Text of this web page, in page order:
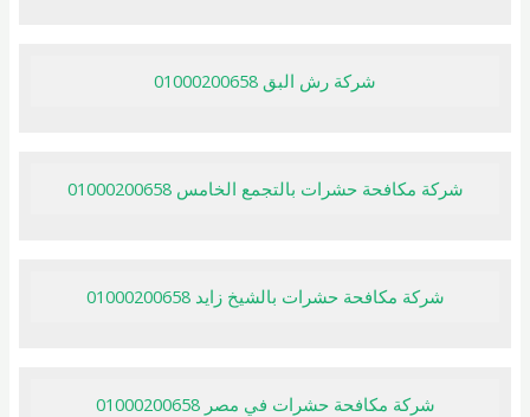
شركة رش البق 01000200658
شركة مكافحة حشرات بالتجمع الخامس 01000200658
شركة مكافحة حشرات بالشيخ زايد 01000200658
شركة مكافحة حشرات في مصر 01000200658